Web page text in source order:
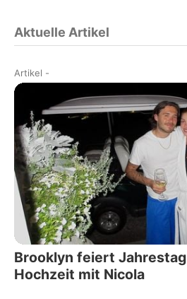
Aktuelle Artikel
Artikel -
Brooklyn feiert
Hochzeit mit Nicola